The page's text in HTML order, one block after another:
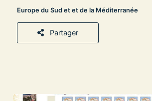
Europe du Sud et et de la Méditerranée
Partager